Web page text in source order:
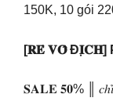
150K, 10 gói
[𝐑𝐄̉ 𝐕𝐎̂ Đ𝐈̣𝐂𝐇]
𝐒𝐀𝐋𝐄 𝟓𝟎% ║